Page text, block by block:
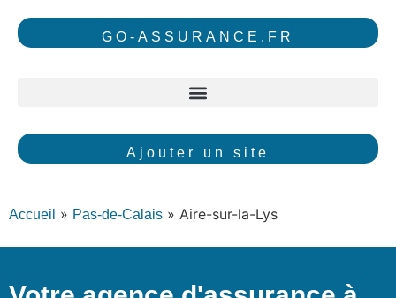
GO-ASSURANCE.FR
Ajouter un site
Accueil » Pas-de-Calais » Aire-sur-la-Lys